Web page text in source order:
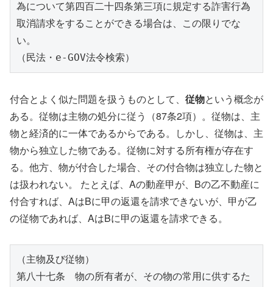
為について第四百二十四条第三項に規定する詐害行為
取消請求をすることができる場合は、この限りでな
い。
（民法・e-GOV法令検索）
付合とよく似た問題を扱うものとして、 従物という概念が
ある。従物は主物の処分に従う（87条2項）。従物は、主
物と経済的に一体であるからである。しかし、従物は、主
物から独立した物である。従物に対する所有権が存在す
る。他方、物が付合した場合、その付合物は独立した物と
は扱われない。 たとえば、Aの動産甲が、Bの乙不動産に
付合すれば、AはBに甲の返還を請求できないが、甲が乙
の従物であれば、AはBに甲の返還を請求できる。
（主物及び従物）
第八十七条　物の所有者が、その物の常用に供するた